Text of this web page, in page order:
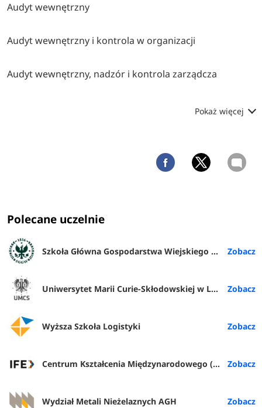
Audyt wewnętrzny
Audyt wewnętrzny i kontrola w organizacji
Audyt wewnętrzny, nadzór i kontrola zarządcza
Pokaż więcej
Polecane uczelnie
Szkoła Główna Gospodarstwa Wiejskiego w Warszawie
Uniwersytet Marii Curie-Skłodowskiej w Lublinie
Wyższa Szkoła Logistyki
Centrum Kształcenia Międzynarodowego (IFE) PŁ
Wydział Metali Nieżelaznych AGH